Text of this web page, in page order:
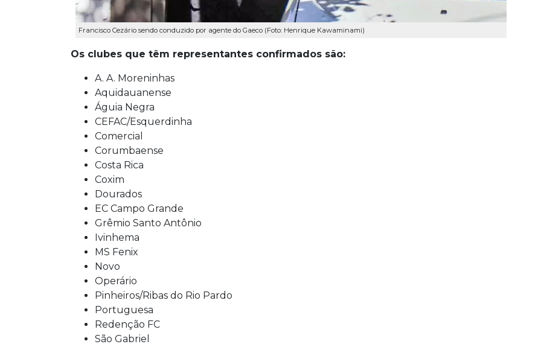
Francisco Cezário sendo conduzido por agente do Gaeco (Foto: Henrique Kawaminami)
Os clubes que têm representantes confirmados são:
A. A. Moreninhas
Aquidauanense
Águia Negra
CEFAC/Esquerdinha
Comercial
Corumbaense
Costa Rica
Coxim
Dourados
EC Campo Grande
Grêmio Santo Antônio
Ivinhema
MS Fenix
Novo
Operário
Pinheiros/Ribas do Rio Pardo
Portuguesa
Redenção FC
São Gabriel